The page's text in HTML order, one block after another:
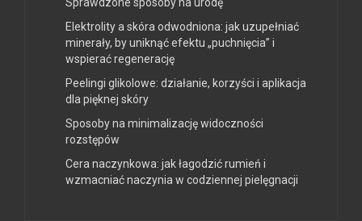
Elektrolity a skóra odwodniona: jak uzupełniać
minerały, by uniknąć efektu „puchnięcia” i
wspierać regenerację
Peelingi glikolowe: działanie, korzyści i aplikacja
dla pięknej skóry
Sposoby na minimalizację widoczności
rozstępów
Cera naczynkowa: jak łagodzić rumień i
wzmacniać naczynia w codziennej pielęgnacji